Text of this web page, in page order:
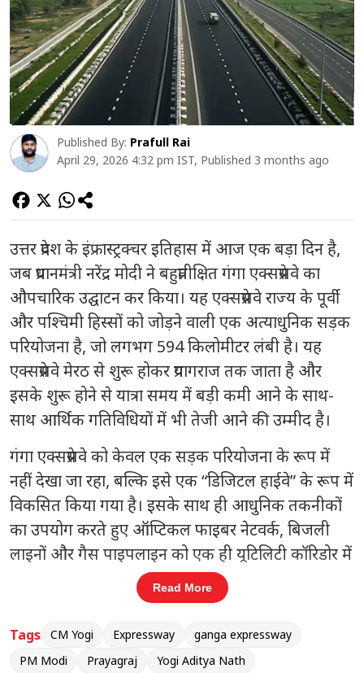
Published By: Prafull Rai
April 29, 2026 4:32 pm IST, Published 3 months ago
उत्तर प्रदेश के इंफ्रास्ट्रक्चर इतिहास में आज एक बड़ा दिन है,
जब प्रधानमंत्री नरेंद्र मोदी ने बहुप्रतीक्षित गंगा एक्सप्रेसवे का
औपचारिक उद्घाटन कर किया। यह एक्सप्रेसवे राज्य के पूर्वी
और पश्चिमी हिस्सों को जोड़ने वाली एक अत्याधुनिक सड़क
परियोजना है, जो लगभग 594 किलोमीटर लंबी है। यह
एक्सप्रेसवे मेरठ से शुरू होकर प्रयागराज तक जाता है और
इसके शुरू होने से यात्रा समय में बड़ी कमी आने के साथ-
साथ आर्थिक गतिविधियों में भी तेजी आने की उम्मीद है।
गंगा एक्सप्रेसवे को केवल एक सड़क परियोजना के रूप में
नहीं देखा जा रहा, बल्कि इसे एक “डिजिटल हाईवे” के रूप में
विकसित किया गया है। इसके साथ ही आधुनिक तकनीकों
का उपयोग करते हुए ऑप्टिकल फाइबर नेटवर्क, बिजली
लाइनों और गैस पाइपलाइन को एक ही यूटिलिटी कॉरिडोर में
शामिल किया गया है। इसका उद्देश्य भविष्य में सड़क को
बार-बार खोदने की जरूरत खत्म करना और पूरे नेटवर्क को
स्मार्ट इंफ्रास्ट्रक्चर में बदलना है। यूपीपहले से ही भारत का
सबसे बड़ा एक्सप्रेसवे नेटवर्क वाला राज्य माना जाता है। गंगा
Read More
Tags CM Yogi Expressway
ganga expressway
PM Modi
Prayagraj Yogi Aditya Nath